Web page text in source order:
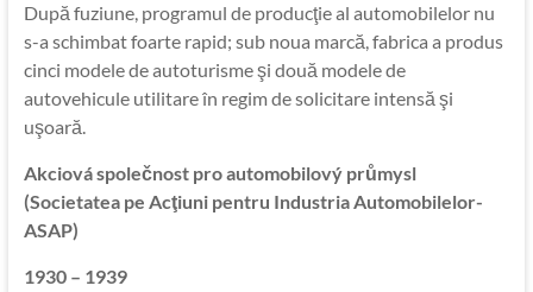
După fuziune, programul de producţie al automobilelor nu
s-a schimbat foarte rapid; sub noua marcă, fabrica a produs
cinci modele de autoturisme şi două modele de
autovehicule utilitare în regim de solicitare intensă şi
uşoară.
Akciová společnost pro automobilový průmysl
(Societatea pe Acţiuni pentru Industria Automobilelor-
ASAP)
1930 – 1939